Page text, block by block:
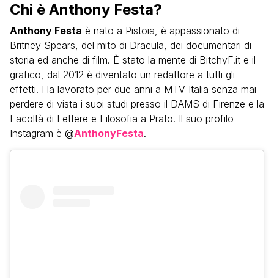
Chi è Anthony Festa?
Anthony Festa è nato a Pistoia, è appassionato di
Britney Spears, del mito di Dracula, dei documentari di
storia ed anche di film. È stato la mente di BitchyF.it e il
grafico, dal 2012 è diventato un redattore a tutti gli
effetti. Ha lavorato per due anni a MTV Italia senza mai
perdere di vista i suoi studi presso il DAMS di Firenze e la
Facoltà di Lettere e Filosofia a Prato. Il suo profilo
Instagram è @AnthonyFesta.